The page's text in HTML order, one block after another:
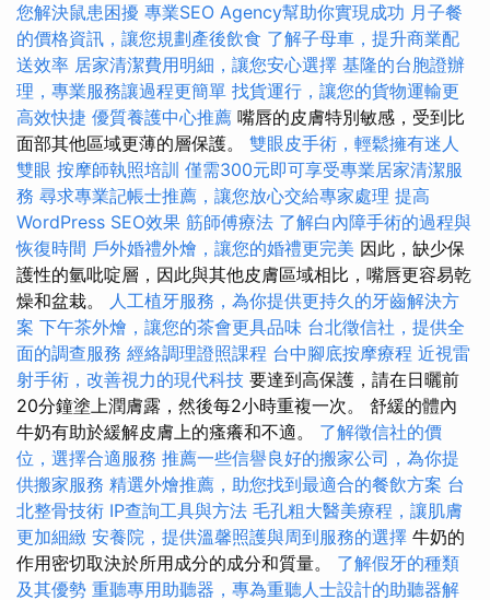
您解決鼠患困擾 專業SEO Agency幫助你實現成功 月子餐
的價格資訊，讓您規劃產後飲食 了解子母車，提升商業配
送效率 居家清潔費用明細，讓您安心選擇 基隆的台胞證辦
理，專業服務讓過程更簡單 找貨運行，讓您的貨物運輸更
高效快捷 優質養護中心推薦 嘴唇的皮膚特別敏感，受到比
面部其他區域更薄的層保護。 雙眼皮手術，輕鬆擁有迷人
雙眼 按摩師執照培訓 僅需300元即可享受專業居家清潔服
務 尋求專業記帳士推薦，讓您放心交給專家處理 提高
WordPress SEO效果 筋師傅療法 了解白內障手術的過程與
恢復時間 戶外婚禮外燴，讓您的婚禮更完美 因此，缺少保
護性的氫吡啶層，因此與其他皮膚區域相比，嘴唇更容易乾
燥和盆栽。 人工植牙服務，為你提供更持久的牙齒解決方
案 下午茶外燴，讓您的茶會更具品味 台北徵信社，提供全
面的調查服務 經絡調理證照課程 台中腳底按摩療程 近視雷
射手術，改善視力的現代科技 要達到高保護，請在日曬前
20分鐘塗上潤膚露，然後每2小時重複一次。 舒緩的體內
牛奶有助於緩解皮膚上的瘙癢和不適。 了解徵信社的價
位，選擇合適服務 推薦一些信譽良好的搬家公司，為你提
供搬家服務 精選外燴推薦，助您找到最適合的餐飲方案 台
北整骨技術 IP查詢工具與方法 毛孔粗大醫美療程，讓肌膚
更加細緻 安養院，提供溫馨照護與周到服務的選擇 牛奶的
作用密切取決於所用成分的成分和質量。 了解假牙的種類
及其優勢 重聽專用助聽器，專為重聽人士設計的助聽器解